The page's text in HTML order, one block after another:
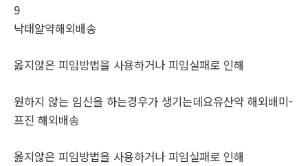
9
낙­태알약해외배송
옳지않은 피임방법을 사용하거나 피임실패로 인해
원하지 않는 임신을 하는경우가 생기는데요유산약 해외배미­
프진 해외배송
옳지않은 피임방법을 사용하거나 피임실패로 인해